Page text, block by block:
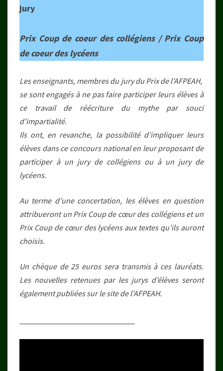
jury
Prix Coup de coeur des collégiens / Prix Coup
de coeur des lycéens
Les enseignants, membres du jury du Prix de l’AFPEAH,
se sont engagés à ne pas faire participer leurs élèves à
ce travail de réécriture du mythe par souci
d’impartialité.
Ils ont, en revanche, la possibilité d’impliquer leurs
élèves dans ce concours national en leur proposant de
participer à un jury de collégiens ou à un jury de
lycéens.
Au terme d’une concertation, les élèves en question
attribueront un Prix Coup de cœur des collégiens et un
Prix Coup de cœur des lycéens aux textes qu’ils auront
choisis.
Un chèque de 25 euros sera transmis à ces lauréats.
Les nouvelles retenues par les jurys d’élèves seront
également publiées sur le site de l’AFPEAH.